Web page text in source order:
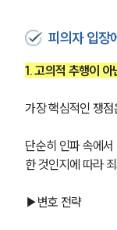
피의자 입장
1. 고의적 추행이
가장 핵심적인 쟁점
단순히 인파 속에
한 것인지에 따라
▶변호 전략